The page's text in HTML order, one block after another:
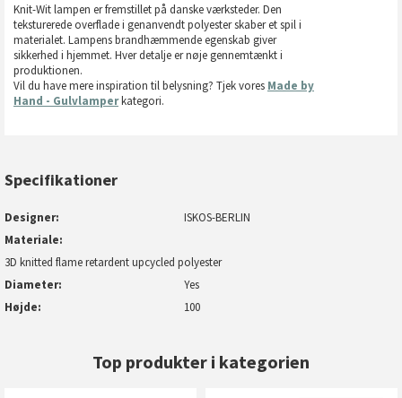
Knit-Wit lampen er fremstillet på danske værksteder. Den
teksturerede overflade i genanvendt polyester skaber et spil i
materialet. Lampens brandhæmmende egenskab giver
sikkerhed i hjemmet. Hver detalje er nøje gennemtænkt i
produktionen.
Vil du have mere inspiration til belysning? Tjek vores Made by
Hand - Gulvlamperkategori.
Specifikationer
Designer
ISKOS-BERLIN
Materiale
3D knitted flame retardent upcycled polyester
Diameter
Yes
Højde
100
Top produkter i kategorien